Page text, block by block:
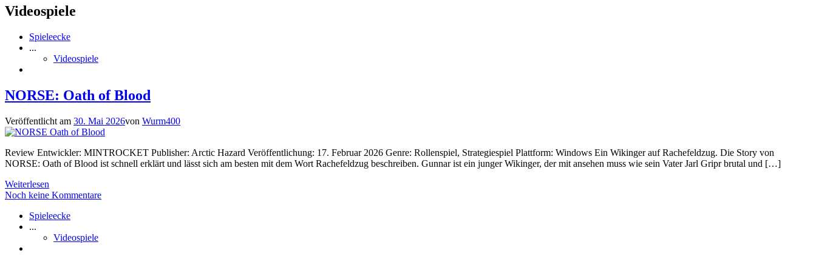
Videospiele
Spieleecke
...
Videospiele
NORSE: Oath of Blood
Veröffentlicht am 30. Mai 2026von Wurm400
Review Entwickler: MINTROCKET Publisher: Arctic Hazard Veröffentlichung: 17. Februar 2026 Genre: Rollenspiel, Strategiespiel Plattform: Windows Ein Wikinger auf Rachefeldzug. Die Story von
NORSE: Oath of Blood ist schnell erklärt und lässt sich am besten mit dem Wort Rachefeldzug beschreiben. Gunnar ist ein junger Wikinger, der mit ansehen muss wie sein Vater Jarl Gripr brutal und […]
Weiterlesen
Noch keine Kommentare
Spieleecke
...
Videospiele